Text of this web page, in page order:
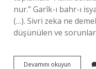
nur.” Garîk-ı bahr-ı
(…). Sivri zeka ne
düşünülen ve
Devamını okuyun